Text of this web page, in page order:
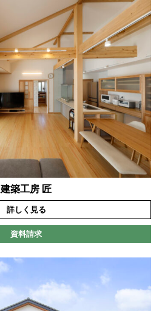
建築工房 匠
詳しく見る
資料請求